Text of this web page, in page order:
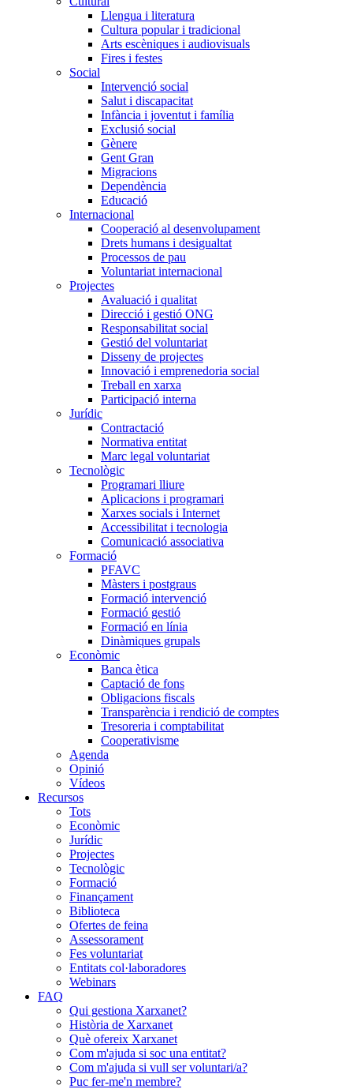
Llengua i literatura
Cultura popular i tradicional
Arts escèniques i audiovisuals
Fires i festes
Social
Intervenció social
Salut i discapacitat
Infància i joventut i família
Exclusió social
Gènere
Gent Gran
Migracions
Dependència
Educació
Internacional
Cooperació al desenvolupament
Drets humans i desigualtat
Processos de pau
Voluntariat internacional
Projectes
Avaluació i qualitat
Direcció i gestió ONG
Responsabilitat social
Gestió del voluntariat
Disseny de projectes
Innovació i emprenedoria social
Treball en xarxa
Participació interna
Jurídic
Contractació
Normativa entitat
Marc legal voluntariat
Tecnològic
Programari lliure
Aplicacions i programari
Xarxes socials i Internet
Accessibilitat i tecnologia
Comunicació associativa
Formació
PFAVC
Màsters i postgraus
Formació intervenció
Formació gestió
Formació en línia
Dinàmiques grupals
Econòmic
Banca ètica
Captació de fons
Obligacions fiscals
Transparència i rendició de comptes
Tresoreria i comptabilitat
Cooperativisme
Agenda
Opinió
Vídeos
Recursos
Tots
Econòmic
Jurídic
Projectes
Tecnològic
Formació
Finançament
Biblioteca
Ofertes de feina
Assessorament
Fes voluntariat
Entitats col·laboradores
Webinars
FAQ
Qui gestiona Xarxanet?
Història de Xarxanet
Què ofereix Xarxanet
Com m'ajuda si soc una entitat?
Com m'ajuda si vull ser voluntari/a?
Puc fer-me'n membre?